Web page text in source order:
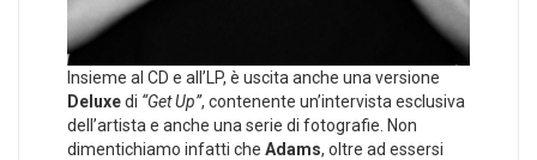
Insieme al CD e all’LP, è uscita anche una versione
Deluxedi “Get Up”, contenente un’intervista esclusiva
dell’artista e anche una serie di fotografie. Non
dimentichiamo infatti che Adams, oltre ad essersi